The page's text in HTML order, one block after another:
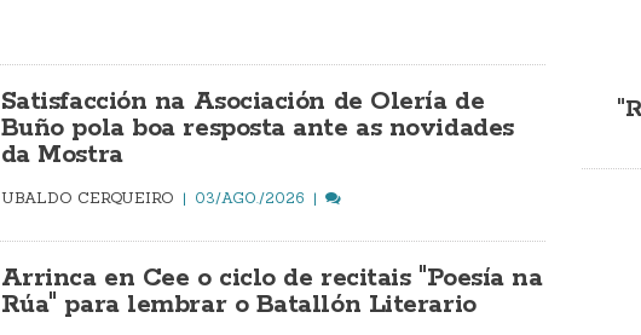
Satisfacción na Asociación de Olería de
Buño pola boa resposta ante as novidades
da Mostra
UBALDO CERQUEIRO 03/AGO./2026
Arrinca en Cee o ciclo de recitais "Poesía na
Rúa" para lembrar o Batallón Literario